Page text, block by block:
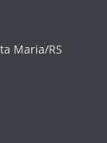
Maria/RS